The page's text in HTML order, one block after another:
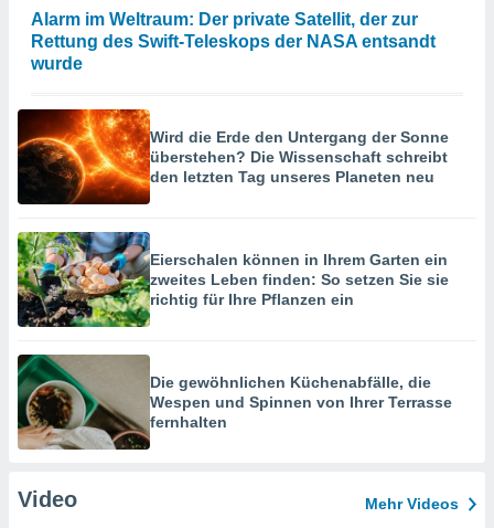
Alarm im Weltraum: Der private Satellit, der zur
Rettung des Swift-Teleskops der NASA entsandt
wurde
Wird die Erde den Untergang der Sonne
überstehen? Die Wissenschaft schreibt
den letzten Tag unseres Planeten neu
Eierschalen können in Ihrem Garten ein
zweites Leben finden: So setzen Sie sie
richtig für Ihre Pflanzen ein
Die gewöhnlichen Küchenabfälle, die
Wespen und Spinnen von Ihrer Terrasse
fernhalten
Video Mehr Videos